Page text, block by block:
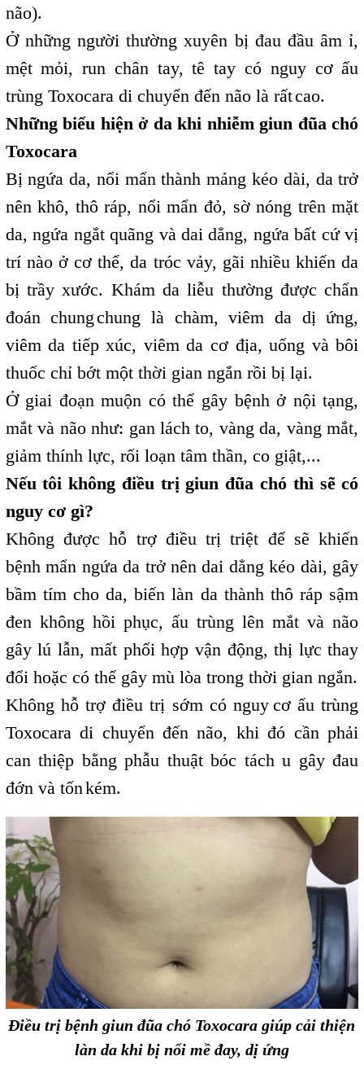
não).
Ở những người thường xuyên bị đau đầu âm ỉ,
mệt mỏi, run chân tay, tê tay có nguy cơ ấu
trùng Toxocara di chuyển đến não là rất,cao.
Những biểu hiện ở da khi nhiễm giun đũa chó
Toxocara
Bị ngứa da, nổi mẩn thành mảng kéo dài, da trở
nên khô, thô ráp, nổi mẩn đỏ, sờ nóng trên mặt
da, ngứa ngắt quãng và dai dẳng, ngứa bất cứ vị
trí nào ở cơ thể, da tróc vảy, gãi nhiều khiến da
bị trầy xước. Khám da liễu thường được chẩn
đoán chung ,chung là chàm, viêm da dị ứng,
viêm da tiếp xúc, viêm da cơ địa, uống và bôi
thuốc chỉ bớt một thời gian ngắn rồi bị lại.
Ở giai đoạn muộn có thể gây bệnh ở nội tạng,
mắt và não như: gan lách to, vàng da, vàng mắt,
giảm thính lực, rối loạn tâm thần, co giật,...
Nếu tôi không điều trị giun đũa chó thì sẽ có
nguy cơ gì?
Không được hỗ trợ điều trị triệt để sẽ khiến
bệnh mẩn ngứa da trở nên dai dẳng kéo dài, gây
bầm tím cho da, biến làn da thành thô ráp sậm
đen không hồi phục, ấu trùng lên mắt và não
gây lú lẫn, mất phối hợp vận động, thị lực thay
đổi hoặc có thể gây mù lòa trong thời gian ngắn.
Không hỗ trợ điều trị sớm có nguy, cơ ấu trùng
Toxocara di chuyển đến não, khi đó cần phải
can thiệp bằng phẫu thuật bóc tách u gây đau
đớn và tốn,kém.
Điều trị bệnh giun đũa chó Toxocara giúp cải thiện
làn da khi bị nổi mề đay, dị ứng